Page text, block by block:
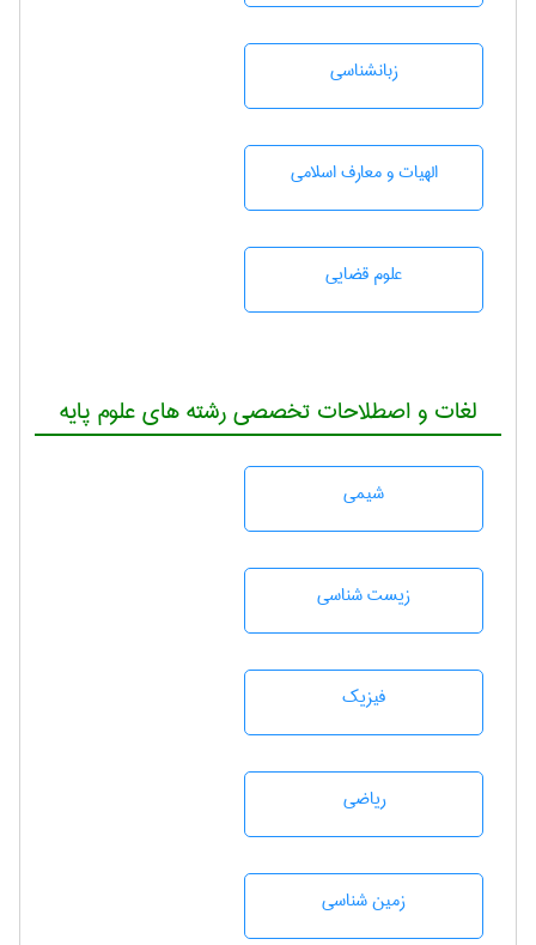
زبانشناسی
الهیات و معارف اسلامی
علوم قضایی
لغات و اصطلاحات تخصصی رشته های علوم پایه
شيمی
زيست شناسی
فیزیک
رياضی
زمين شناسی